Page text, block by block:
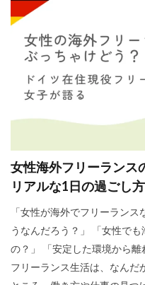
女性海外フリーランス
リアルな1日の過ごし
「女性が海外でフリーラン
うなんだろう？」 「女性で
の？」 「安定した環境から
フリーランス生活は、なんだ